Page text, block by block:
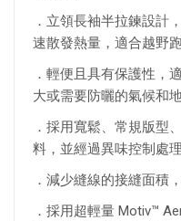
．立領長袖半拉鍊設計
速散發熱量，適合越野
．輕便且具有保護性，
大或需要防曬的氣候和
．採用寬鬆、常規版型
料，並經過異味控制處理
．減少縫線的接縫面積
．採用超輕量 Motiv™